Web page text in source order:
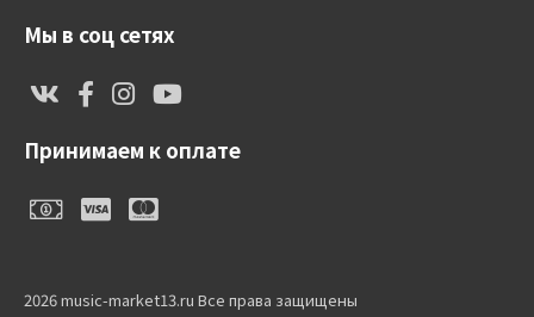
Мы в соц сетях
Принимаем к оплате
2026 music-market13.ru Все права защищены